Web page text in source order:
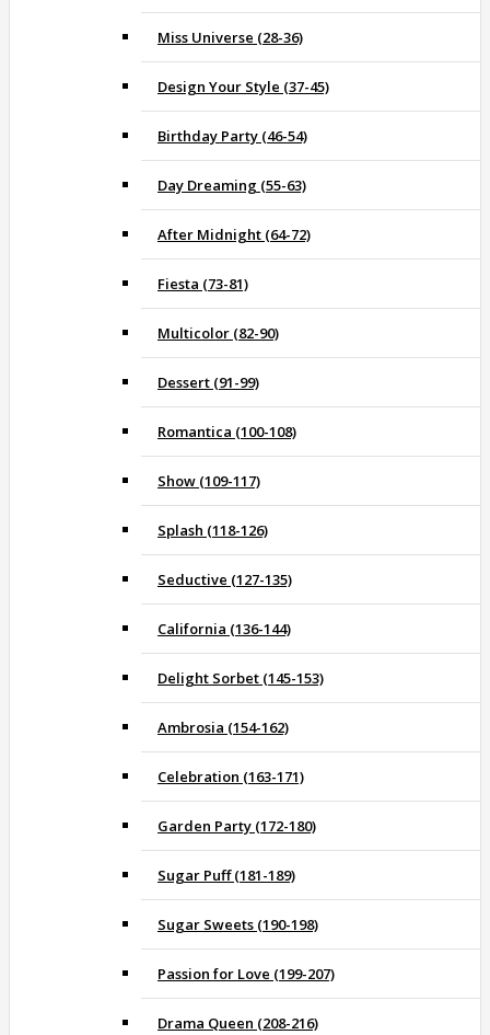
Miss Universe (28-36)
Design Your Style (37-45)
Birthday Party (46-54)
Day Dreaming (55-63)
After Midnight (64-72)
Fiesta (73-81)
Multicolor (82-90)
Dessert (91-99)
Romantica (100-108)
Show (109-117)
Splash (118-126)
Seductive (127-135)
California (136-144)
Delight Sorbet (145-153)
Ambrosia (154-162)
Celebration (163-171)
Garden Party (172-180)
Sugar Puff (181-189)
Sugar Sweets (190-198)
Passion for Love (199-207)
Drama Queen (208-216)